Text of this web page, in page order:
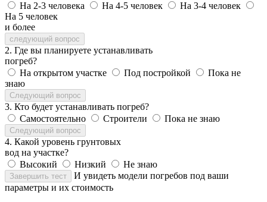
На 2-3 человека
На 4-5 человек
На 3-4 человек
На 5 человек
и более
следующий вопрос
2. Где вы планируете устанавливать
погреб?
На открытом участке
Под постройкой
Пока не
знаю
Следующий вопрос
3. Кто будет устанавливать погреб?
Самостоятельно
Строители Пока не знаю
Следующий вопрос
4. Какой уровень грунтовых
вод на участке?
Высокий
Низкий Не знаю
Завершить тест
И увидеть модели погребов под ваши
параметры и их стоимость